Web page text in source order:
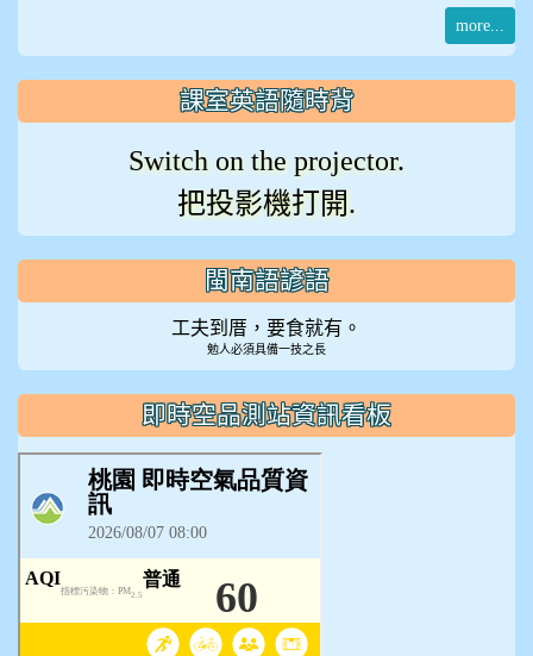
more...
課室英語隨時背
Switch on the projector.
把投影機打開.
閩南語諺語
工夫到厝，要食就有。
勉人必須具備一技之長
即時空品測站資訊看板